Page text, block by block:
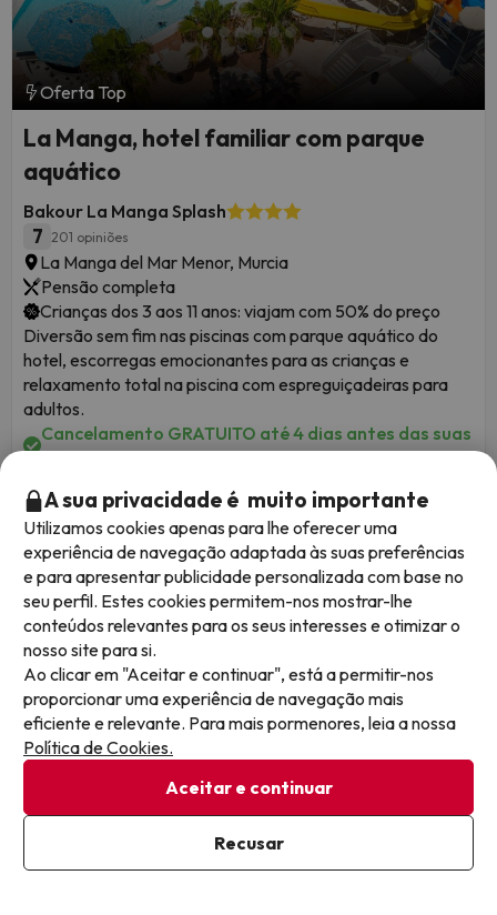
Ver mapa
Oferta Top
La Manga, hotel familiar com parque
aquático
Bakour La Manga Splash
7 201 opiniões
La Manga del Mar Menor, Murcia
Pensão completa
Crianças dos 3 aos 11 anos: viajam com 50% do preço
Diversão sem fim nas piscinas com parque aquático do
hotel, escorregas emocionantes para as crianças e
relaxamento total na piscina com espreguiçadeiras para
adultos.
Cancelamento GRATUITO até 4 dias antes das suas
férias!
Datas de viagem: até 27 de setembro de
2026.
1 noite a partir de
89€
411
A sua privacidade é muito importante
Utilizamos cookies apenas para lhe oferecer uma
experiência de navegação adaptada às suas preferências
e para apresentar publicidade personalizada com base no
seu perfil. Estes cookies permitem-nos mostrar-lhe
conteúdos relevantes para os seus interesses e otimizar o
nosso site para si.
Ao clicar em "Aceitar e continuar", está a permitir-nos
proporcionar uma experiência de navegação mais
eficiente e relevante. Para mais pormenores, leia a nossa
Política de Cookies.
Aceitar e continuar
Recusar